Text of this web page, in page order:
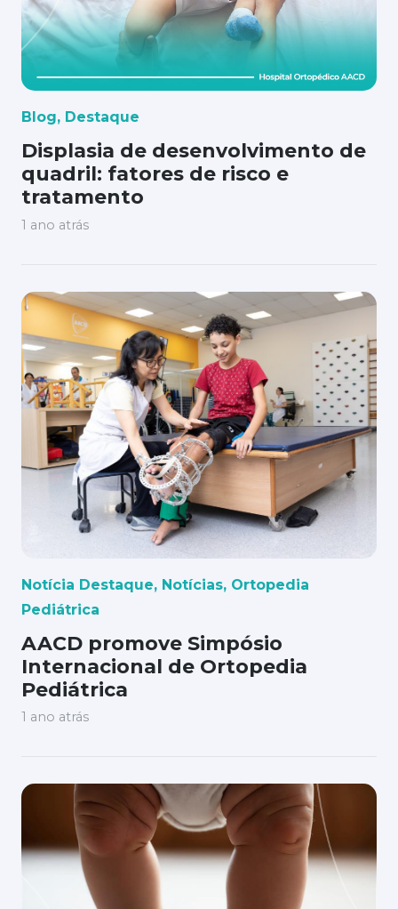
Blog, Destaque
Displasia de desenvolvimento de
quadril: fatores de risco e
tratamento
1 ano atrás
Notícia Destaque, Notícias, Ortopedia
Pediátrica
AACD promove Simpósio
Internacional de Ortopedia
Pediátrica
1 ano atrás